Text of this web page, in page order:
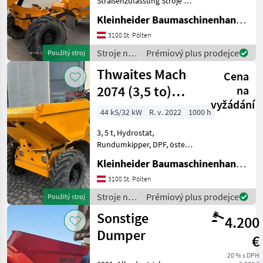
Thwaites
28
Wacker Neuson
28
Mecalac
23
Neuson
JCB
18
Zobrazit
všech
32
MARKETPLACE
Marketplace
Nabídky
prodejců
Inzeráty
Použitý stroj
Kleinheider Baumaschinenhandel GmbH.
3100 St. Pölten
Stroje na
stavbu /
Thwaites
Prémiový plus prodejce
Použitý stroj
Thwaites Mach
2074 (3,5 to)
inkl. EZG
Cena
na
vyžádání
44 kS/32 kW R. v. 2022
1000 h
3, 5 t, Hydrostat,
Rundumkipper, DPF, öster.
neuwertig Stroje na stavbu
Sklápacie vozidlo
Kleinheider Baumaschinenhandel GmbH.
3100 St. Pölten
Stroje na
stavbu /
Thwaites
Prémiový plus prodejce
Sonstige
Dumper
4.200
€
20 % s DPH